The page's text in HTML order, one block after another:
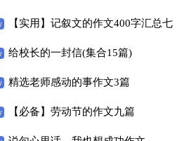
【实用】记叙文的作文400字汇总七
篇
给校长的一封信(集合15篇)
精选老师感动的事作文3篇
【必备】劳动节的作文九篇